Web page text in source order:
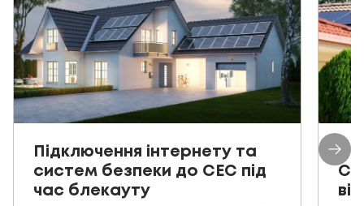
Підключення інтернету та
систем безпеки до СЕС під
час блекауту